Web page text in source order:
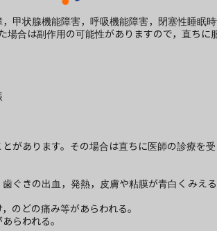
甲状腺機能障害，呼吸機能障害，閉塞性睡眠
場合は副作用の可能性がありますので，直ち
があります。その場合は直ちに医師の診療を受
ぐきの出血，発熱，皮膚や粘膜が青白くみえ
のどの痛み等があらわれる。
らわれる。